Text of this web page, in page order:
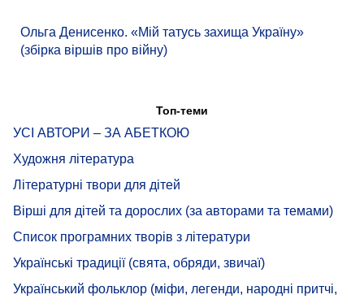
Ольга Денисенко. «Мій татусь захища Україну»
(збірка віршів про війну)
Топ-теми
УСІ АВТОРИ – ЗА АБЕТКОЮ
Художня література
Літературні твори для дітей
Вірші для дітей та дорослих (за авторами та темами)
Список програмних творів з літератури
Українські традиції (свята, обряди, звичаї)
Український фольклор (міфи, легенди, народні притчі,